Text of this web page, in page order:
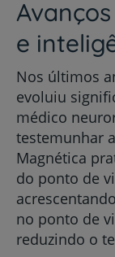
e
Nos últimos
evoluiu
médico
testemunhar
Magnética
do ponto de
no ponto de
reduzindo o